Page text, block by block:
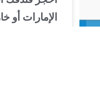
الإمارات أو